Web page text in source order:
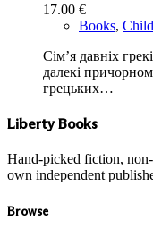
17.00 €
Books,
Сім’я давніх
далекі
грецьких…
Liberty Books
Hand-picked fiction,
own independent
Browse